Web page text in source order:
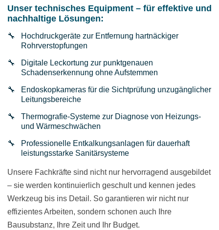
Unser technisches Equipment – für effektive und
nachhaltige Lösungen:
Hochdruckgeräte zur Entfernung hartnäckiger
Rohrverstopfungen
Digitale Leckortung zur punktgenauen
Schadenserkennung ohne Aufstemmen
Endoskopkameras für die Sichtprüfung unzugänglicher
Leitungsbereiche
Thermografie-Systeme zur Diagnose von Heizungs-
und Wärmeschwächen
Professionelle Entkalkungsanlagen für dauerhaft
leistungsstarke Sanitärsysteme
Unsere Fachkräfte sind nicht nur hervorragend ausgebildet
– sie werden kontinuierlich geschult und kennen jedes
Werkzeug bis ins Detail. So garantieren wir nicht nur
effizientes Arbeiten, sondern schonen auch Ihre
Bausubstanz, Ihre Zeit und Ihr Budget.